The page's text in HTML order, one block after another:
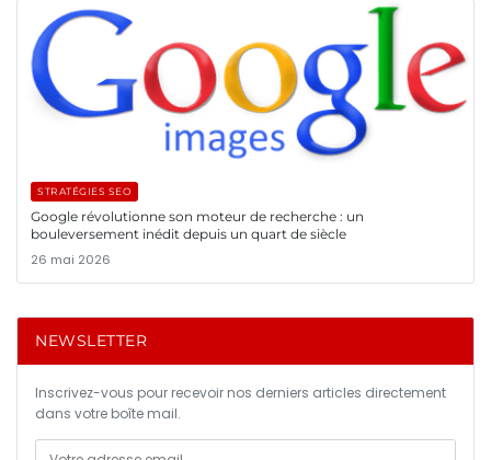
STRATÉGIES SEO
Google révolutionne son moteur de recherche : un
bouleversement inédit depuis un quart de siècle
26 mai 2026
NEWSLETTER
Inscrivez-vous pour recevoir nos derniers articles directement
dans votre boîte mail.